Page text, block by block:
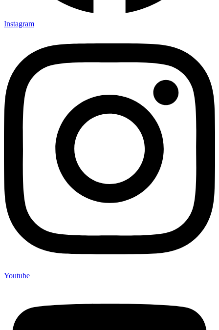
Instagram
Youtube